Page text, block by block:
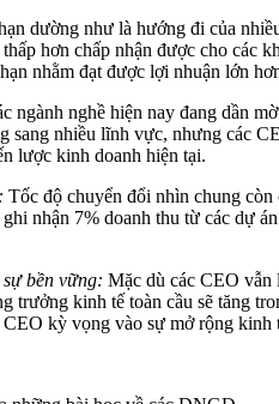
dường như là hướng đi của
hơn chấp nhận được cho các
nhằm đạt được lợi nhuận lớn
ngành nghề hiện nay đang dần
nhiều lĩnh vực, nhưng các
lược kinh doanh hiện tại.
Tốc độ chuyển đổi nhìn chung
nhận 7% doanh thu từ các dự
bền vững: Mặc dù các CEO vẫn
trưởng kinh tế toàn cầu sẽ tăng
kỳ vọng vào sự mở rộng kinh